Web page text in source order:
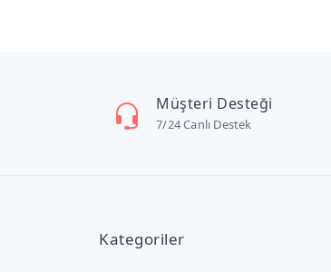
Müşteri Desteği
7/24 Canlı Destek
Kategoriler